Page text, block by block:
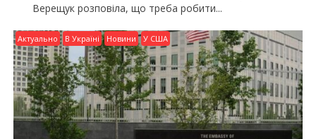
Верещук розповіла, що треба робити...
Актуально В Україні Новини У США